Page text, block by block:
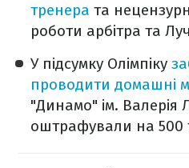
тренера та
роботи арбітра та
У підсумку Олімпіку
проводити домашні
"Динамо" ім. Валерія
оштрафували на 500